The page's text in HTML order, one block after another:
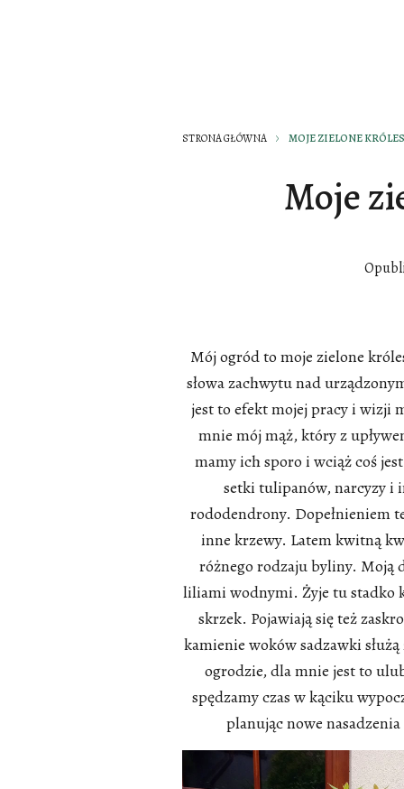
STRONA GŁÓWNA MOJE ZIELONE
Moje
Mój ogród to moje zielone
słowa zachwytu nad
jest to efekt mojej pracy i wizji
mnie mój mąż, który z
mamy ich sporo i wciąż coś
setki tulipanów, narcyzy i
rododendrony. Dopełnieniem
inne krzewy. Latem kwitną
różnego rodzaju byliny. Moją
liliami wodnymi. Żyje tu stadko
skrzek. Pojawiają się też
kamienie woków sadzawki
ogrodzie, dla mnie jest to
spędzamy czas w kąciku
planując nowe